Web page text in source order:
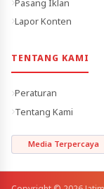
Pasang Iklan
Lapor Konten
TENTANG KAMI
Peraturan
Tentang Kami
Media Terpercaya